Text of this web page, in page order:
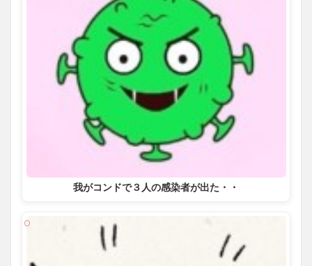
我がコンドで３人の感染者が出た・・